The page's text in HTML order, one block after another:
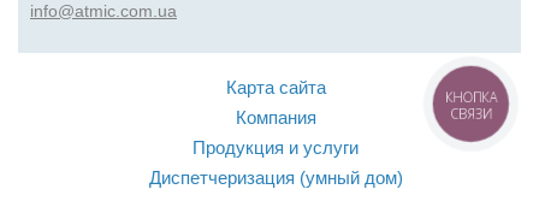
info@atmic.com.ua
Карта сайта
Компания
Продукция и услуги
Диспетчеризация (умный дом)
КНОПКА
СВЯЗИ